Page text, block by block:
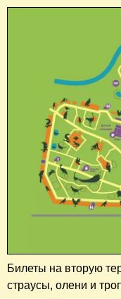
Билеты на вторую
страусы, олени и